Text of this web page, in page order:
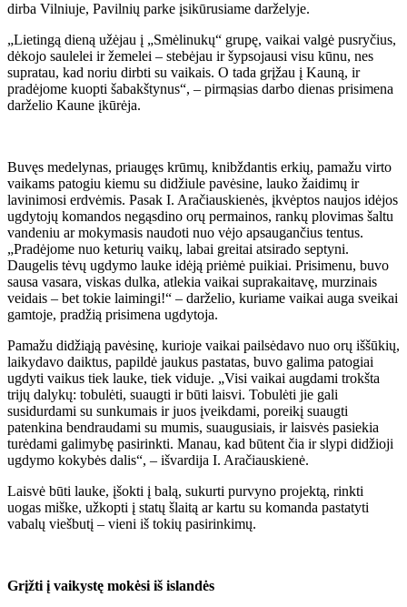
dirba Vilniuje, Pavilnių parke įsikūrusiame darželyje.
„Lietingą dieną užėjau į „Smėlinukų“ grupę, vaikai valgė pusryčius,
dėkojo saulelei ir žemelei – stebėjau ir šypsojausi visu kūnu, nes
supratau, kad noriu dirbti su vaikais. O tada grįžau į Kauną, ir
pradėjome kuopti šabakštynus“, – pirmąsias darbo dienas prisimena
darželio Kaune įkūrėja.
Buvęs medelynas, priaugęs krūmų, knibždantis erkių, pamažu virto
vaikams patogiu kiemu su didžiule pavėsine, lauko žaidimų ir
lavinimosi erdvėmis. Pasak I. Aračiauskienės, įkvėptos naujos idėjos
ugdytojų komandos negąsdino orų permainos, rankų plovimas šaltu
vandeniu ar mokymasis naudoti nuo vėjo apsaugančius tentus.
„Pradėjome nuo keturių vaikų, labai greitai atsirado septyni.
Daugelis tėvų ugdymo lauke idėją priėmė puikiai. Prisimenu, buvo
sausa vasara, viskas dulka, atlekia vaikai suprakaitavę, murzinais
veidais – bet tokie laimingi!“ – darželio, kuriame vaikai auga sveikai
gamtoje, pradžią prisimena ugdytoja.
Pamažu didžiąją pavėsinę, kurioje vaikai pailsėdavo nuo orų iššūkių,
laikydavo daiktus, papildė jaukus pastatas, buvo galima patogiai
ugdyti vaikus tiek lauke, tiek viduje. „Visi vaikai augdami trokšta
trijų dalykų: tobulėti, suaugti ir būti laisvi. Tobulėti jie gali
susidurdami su sunkumais ir juos įveikdami, poreikį suaugti
patenkina bendraudami su mumis, suaugusiais, ir laisvės pasiekia
turėdami galimybę pasirinkti. Manau, kad būtent čia ir slypi didžioji
ugdymo kokybės dalis“, – išvardija I. Aračiauskienė.
Laisvė būti lauke, įšokti į balą, sukurti purvyno projektą, rinkti
uogas miške, užkopti į statų šlaitą ar kartu su komanda pastatyti
vabalų viešbutį – vieni iš tokių pasirinkimų.
Grįžti į vaikystę mokėsi iš islandės